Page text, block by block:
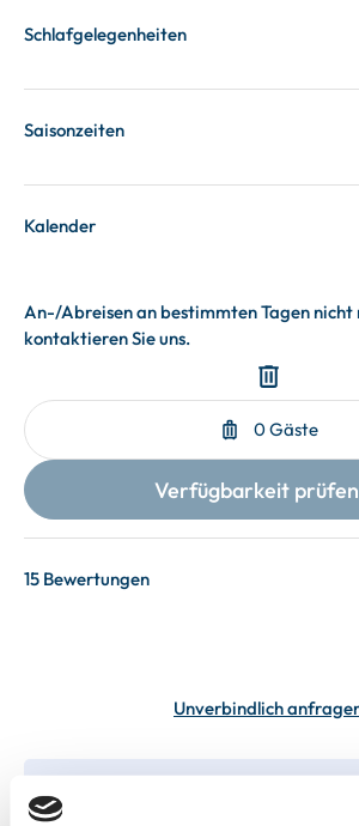
Schlafgelegenheiten
Saisonzeiten
Kalender
15 Bewertungen
Unverbindlich
In deiner Buchung inbegriffen